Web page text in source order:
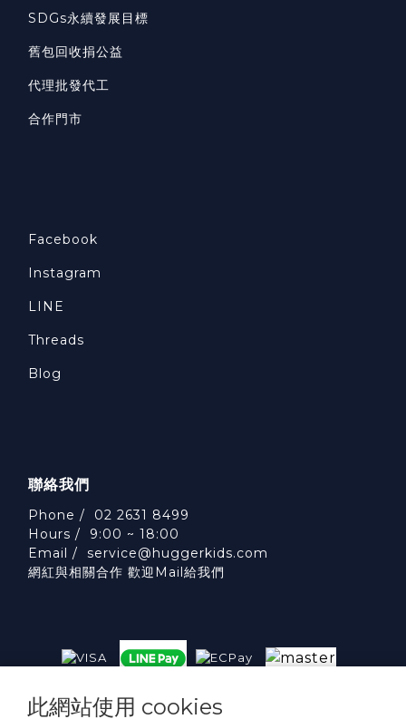
此網站使用 cookies
SDGs永續發展目標
舊包回收捐公益
代理批發代工
合作門市
Facebook
Instagram
LINE
Threads
Blog
聯絡我們
Phone / 02 2631 8499
Hours / 9:00 ~ 18:00
Email / service@huggerkids.com
網紅與相關合作 歡迎Mail給我們
威斯邁國際有限公司 統一編號:53563252